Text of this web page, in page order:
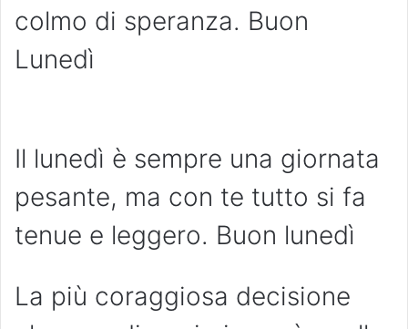
colmo di speranza. Buon
Lunedì
Il lunedì è sempre una giornata
pesante, ma con te tutto si fa
tenue e leggero. Buon lunedì
La più coraggiosa decisione